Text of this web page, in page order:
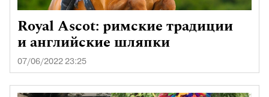
Royal Ascot: римские традиции
и английские шляпки
07/06/2022 23:25